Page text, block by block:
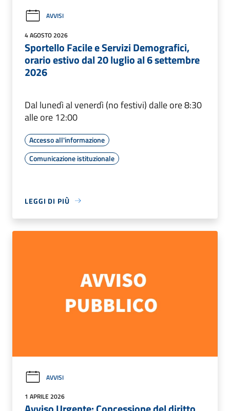
AVVISI
4 AGOSTO 2026
Sportello Facile e Servizi Demografici,
orario estivo dal 20 luglio al 6 settembre
2026
Dal lunedì al venerdì (no festivi) dalle ore 8:30
alle ore 12:00
Accesso all'informazione
Comunicazione istituzionale
LEGGI DI PIÙ
AVVISI
1 APRILE 2026